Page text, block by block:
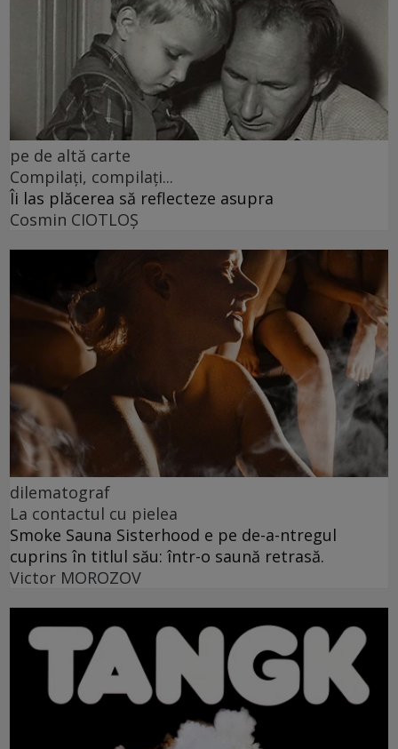
pe de altă carte
Compilați, compilați...
Îi las plăcerea să reflecteze asupra
Cosmin CIOTLOŞ
dilematograf
La contactul cu pielea
Smoke Sauna Sisterhood e pe de-a-ntregul
cuprins în titlul său: într-o saună retrasă.
Victor MOROZOV